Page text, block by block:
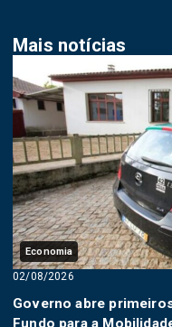
Mais notícias
Economia
02/08/2026
Governo abre
Fundo para a